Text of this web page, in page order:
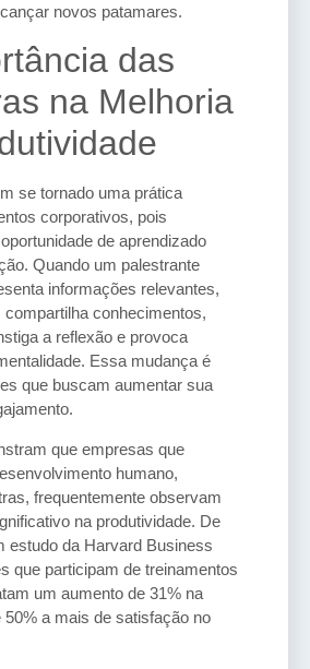
novos patamares.
das
na Melhoria
se tornado uma prática
corporativos, pois
de aprendizado
Quando um palestrante
informações relevantes,
compartilha conhecimentos,
a reflexão e provoca
Essa mudança é
que buscam aumentar sua
que empresas que
humano,
frequentemente observam
na produtividade. De
estudo da Harvard Business
que participam de treinamentos
um aumento de 31% na
50% a mais de satisfação no